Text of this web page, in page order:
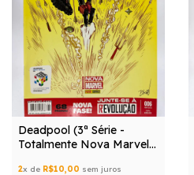
Deadpool (3ª Série -
Totalmente Nova Marvel)
2x de R$10,00 sem juros